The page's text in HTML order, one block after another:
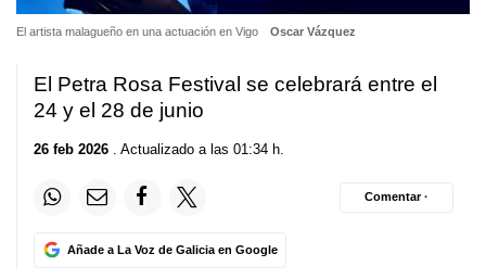
El artista malagueño en una actuación en Vigo Oscar Vázquez
El Petra Rosa Festival se celebrará entre el
24 y el 28 de junio
26 feb 2026 . Actualizado a las 01:34 h.
Añade a La Voz de Galicia en Google
Comentar ·